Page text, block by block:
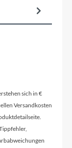
Kunststoff
sich in €
Versandkosten